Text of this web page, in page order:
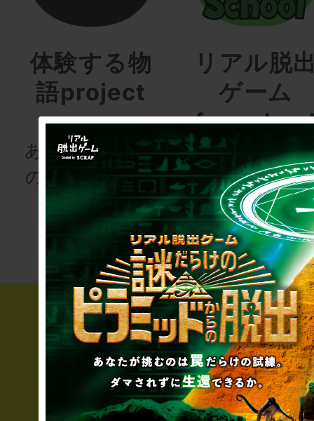
体験する物
語project
あなたも、物語
の登場人物にな
りませんか
リアル脱
ゲーム
for
次の授業は“謎
き”!?